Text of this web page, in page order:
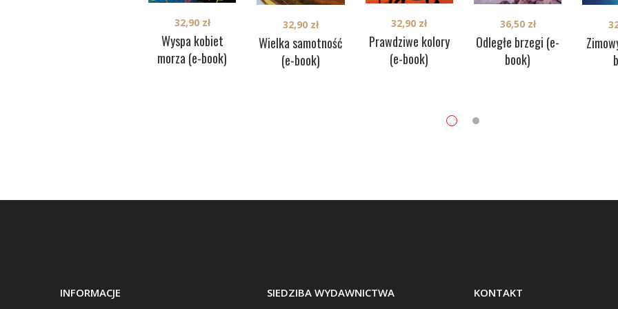
Wyspa kobiet
morza (e-book)
32,90 zł
Wielka samotność
(e-book)
32,90 zł
Prawdziwe kolory
(e-book)
32,90 zł
Odległe brzegi (e-
book)
36,50 zł
INFORMACJE SIEDZIBA WYDAWNICTWA KONTAKT